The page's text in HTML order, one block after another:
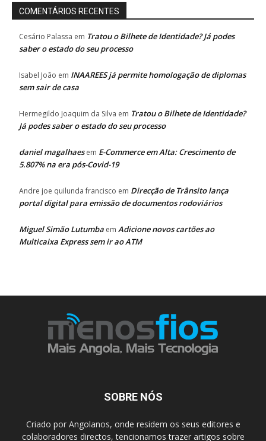
COMENTÁRIOS RECENTES
Cesário Palassa em Tratou o Bilhete de Identidade? Já podes
saber o estado do seu processo
Isabel João em INAAREES já permite homologação de diplomas
sem sair de casa
Hermegildo Joaquim da Silva em Tratou o Bilhete de Identidade?
Já podes saber o estado do seu processo
daniel magalhaesem E-Commerce em Alta: Crescimento de
5.807% na era pós-Covid-19
Andre joe quilunda francisco em Direcção de Trânsito lança
portal digital para emissão de documentos rodoviários
Miguel Simão Lutumba em Adicione novos cartões ao
Multicaixa Express sem ir ao ATM
SOBRE NÓS
Criado por Angolanos, onde residem os seus editores e
colaboradores directos, tencionamos trazer artigos sobre